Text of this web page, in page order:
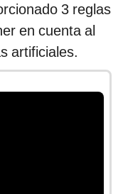
3 reglas
en cuenta al
artificiales.